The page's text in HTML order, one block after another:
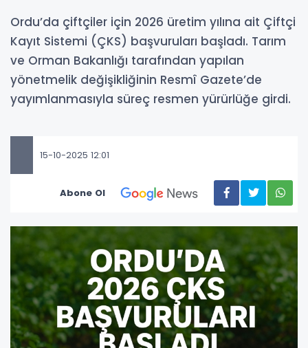
Ordu’da çiftçiler için 2026 üretim yılına ait Çiftçi
Kayıt Sistemi (ÇKS) başvuruları başladı. Tarım
ve Orman Bakanlığı tarafından yapılan
yönetmelik değişikliğinin Resmî Gazete’de
yayımlanmasıyla süreç resmen yürürlüğe girdi.
15-10-2025 12:01
Abone Ol